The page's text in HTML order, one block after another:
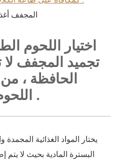
المجفف
تجميد المجفف لا
الحافظة ،
اللحوم والتغذية والذوق .
البسترة المادية بحيث لا يتم